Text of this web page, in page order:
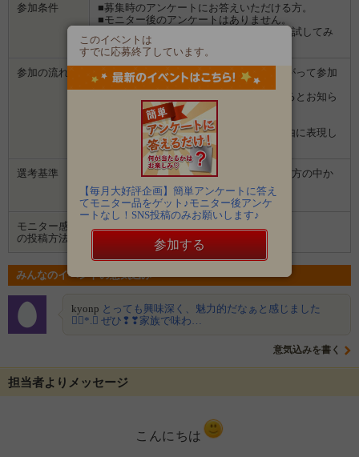
参加条件
■募集時のアンケートにお答えいただける方。
■モニター後のアンケートはありません。
■食べることが好きな方、マルトモ商品を試してみ
たい方、ぜひご応募ください。
参加の流れ
１．「参加する」ボタンから画面にしたがって参加
します。
２．募集期間の終了後、企業から選ばれるとお知ら
せがあります。
３．企業から商品などが届きます。
４．試していただいた感想や口コミを自由に表現し
て投稿してください。
選考基準
■募集時のアンケートにお答えいただいた方の中か
ら選考します。
■モニター後のアンケートはありません。
モニター感想
の投稿方法
ブログ Instagram
みんなのイベントの意気込み
kyonp とっても興味深く、魅力的だなぁと感じました
❁⃘*.ﾟ ぜひ❢❣家族で味わ…
意気込みを書く
担当者よりメッセージ
こんにちは
このイベントは
すでに応募終了しています。
【毎月大好評企画】簡単アンケートに答え
てモニター品をゲット♪モニター後アンケ
ートなし！SNS投稿のみお願いします♪
参加する